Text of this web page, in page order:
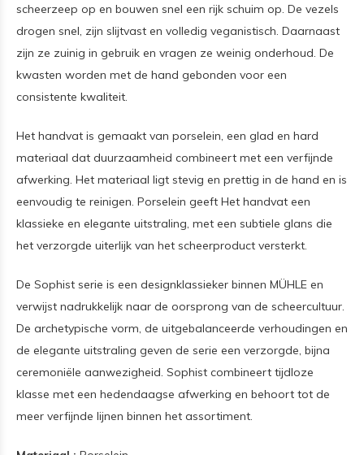
scheerzeep op en bouwen snel een rijk schuim op. De vezels
drogen snel, zijn slijtvast en volledig veganistisch. Daarnaast
zijn ze zuinig in gebruik en vragen ze weinig onderhoud. De
kwasten worden met de hand gebonden voor een
consistente kwaliteit.
Het handvat is gemaakt van porselein, een glad en hard
materiaal dat duurzaamheid combineert met een verfijnde
afwerking. Het materiaal ligt stevig en prettig in de hand en is
eenvoudig te reinigen. Porselein geeft Het handvat een
klassieke en elegante uitstraling, met een subtiele glans die
het verzorgde uiterlijk van het scheerproduct versterkt.
De Sophist serie is een designklassieker binnen MÜHLE en
verwijst nadrukkelijk naar de oorsprong van de scheercultuur.
De archetypische vorm, de uitgebalanceerde verhoudingen en
de elegante uitstraling geven de serie een verzorgde, bijna
ceremoniële aanwezigheid. Sophist combineert tijdloze
klasse met een hedendaagse afwerking en behoort tot de
meer verfijnde lijnen binnen het assortiment.